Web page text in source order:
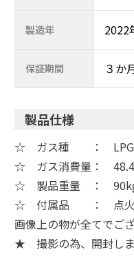
製造年 2022
保証期間 ３か
製品仕様
☆ ガス種 ： LPG（
☆ ガス消費量：
☆ 製品重量 ：
☆ 付属品 ： 点火棒
画像上の物が全てでござ
★ 撮影の為、開封し